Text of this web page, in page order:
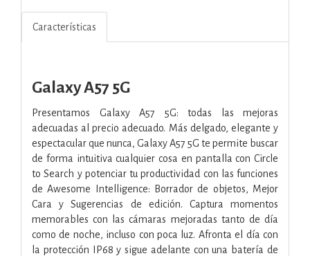
Características
Galaxy A57 5G
Presentamos Galaxy A57 5G: todas las mejoras
adecuadas al precio adecuado. Más delgado, elegante y
espectacular que nunca, Galaxy A57 5G te permite buscar
de forma intuitiva cualquier cosa en pantalla con Circle
to Search y potenciar tu productividad con las funciones
de Awesome Intelligence: Borrador de objetos, Mejor
Cara y Sugerencias de edición. Captura momentos
memorables con las cámaras mejoradas tanto de día
como de noche, incluso con poca luz. Afronta el día con
la protección IP68 y sigue adelante con una batería de